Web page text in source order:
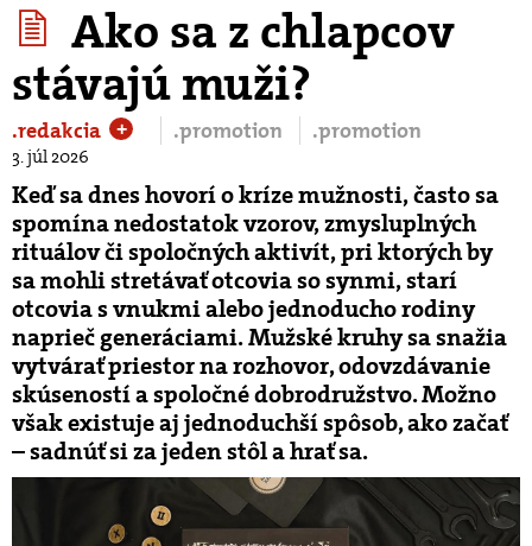
Ako sa z chlapcov
stávajú muži?
.redakcia + .promotion .promotion
3. júl 2026
Keď sa dnes hovorí o kríze mužnosti, často sa
spomína nedostatok vzorov, zmysluplných
rituálov či spoločných aktivít, pri ktorých by
sa mohli stretávať otcovia so synmi, starí
otcovia s vnukmi alebo jednoducho rodiny
naprieč generáciami. Mužské kruhy sa snažia
vytvárať priestor na rozhovor, odovzdávanie
skúseností a spoločné dobrodružstvo. Možno
však existuje aj jednoduchší spôsob, ako začať
– sadnúť si za jeden stôl a hrať sa.